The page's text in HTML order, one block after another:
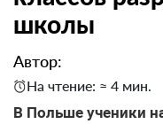
школы
Автор:
На чтение: ≈ 4 мин.
В Польше ученики